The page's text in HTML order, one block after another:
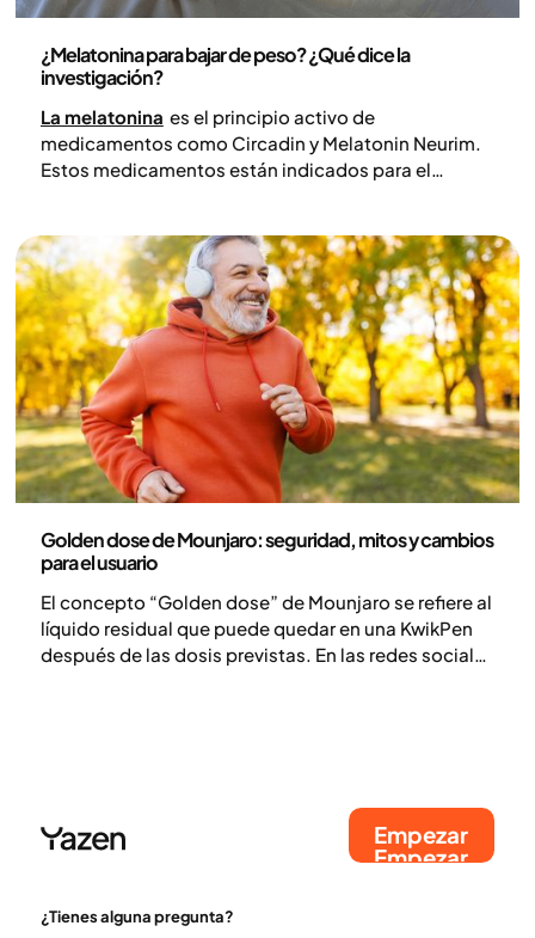
¿Melatonina para bajar de peso? ¿Qué dice la
investigación?
La melatonina es el principio activo de
medicamentos como Circadin y Melatonin Neurim.
Estos medicamentos están indicados para el
¿Cómo puede influir esto en el peso?
Golden dose de Mounjaro: seguridad, mitos y cambios
para el usuario
El concepto “Golden dose” de Mounjaro se refiere al
líquido residual que puede quedar en una KwikPen
después de las dosis previstas. En las redes sociales
Empezar
Empezar
¿Tienes alguna pregunta?